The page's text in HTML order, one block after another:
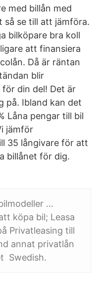
med billån med
så se till att jämföra.
bilköpare bra koll
att finansiera
Då är räntan
blir
din del! Det är
på. Ibland kan det
Låna pengar till bil
jämför
35 långivare för att
billånet för dig.
…
köpa bil; Leasa
Privatleasing till
annat privatlån
Swedish.